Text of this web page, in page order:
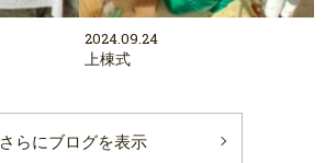
2024.09.24
上棟式
さらにブログを表示